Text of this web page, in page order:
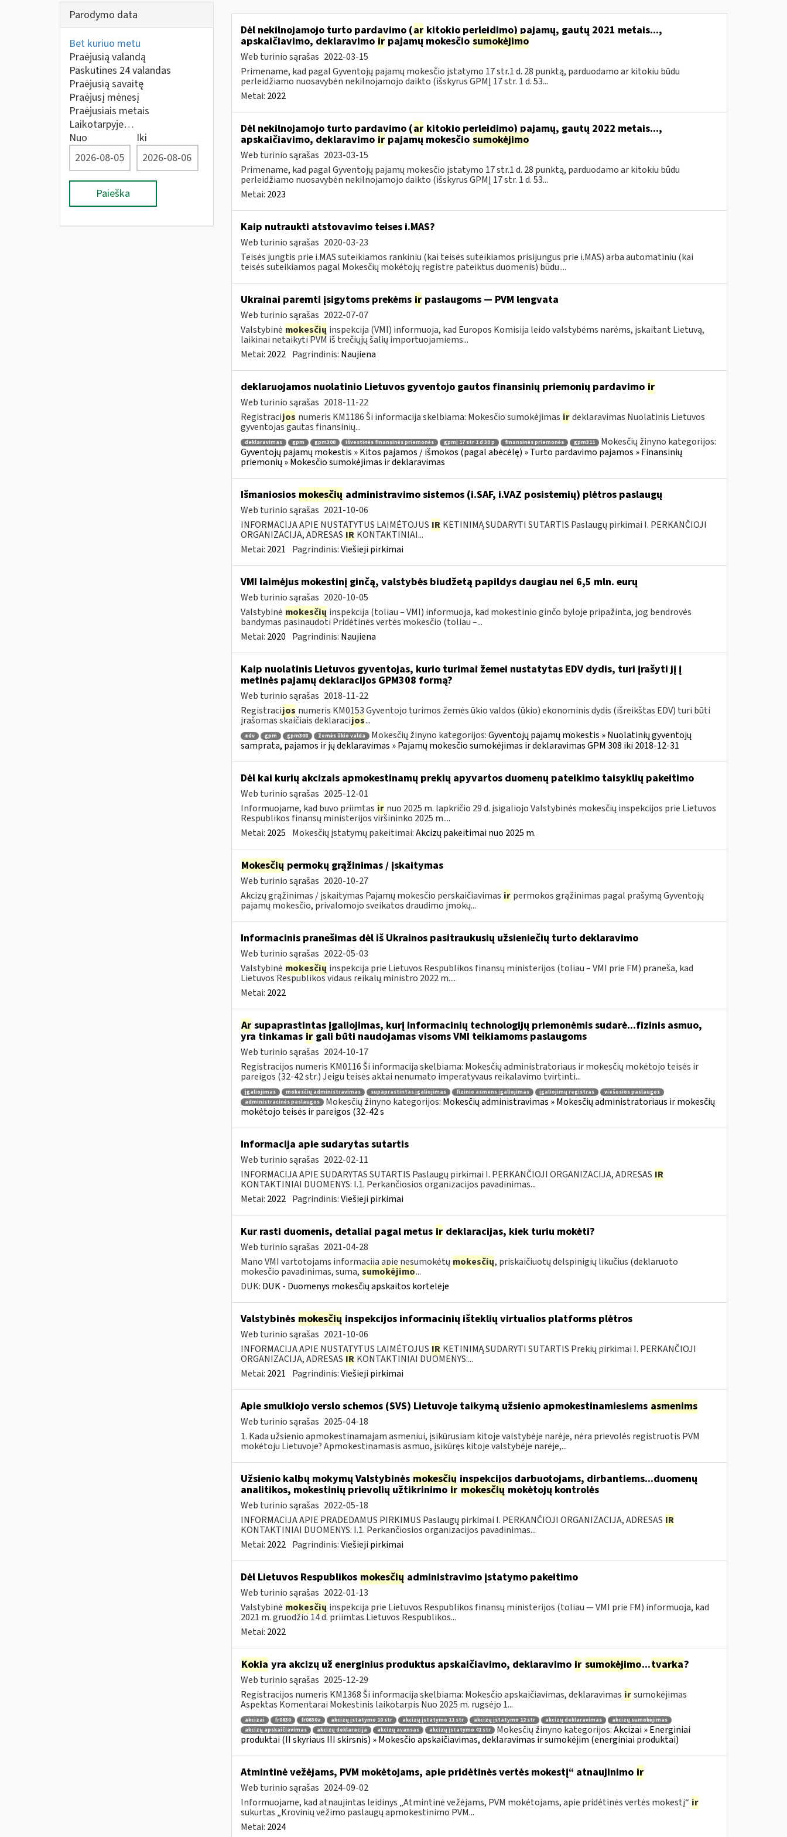
Parodymo data
Bet kuriuo metu
Praėjusią valandą
Paskutines 24 valandas
Praėjusią savaitę
Praėjusį mėnesį
Praėjusiais metais
Laikotarpyje…
Nuo
Iki
Paieška
Dėl nekilnojamojo turto pardavimo (arkitokio perleidimo) pajamų, gautų 2021 metais...,
apskaičiavimo, deklaravimo irpajamų mokesčio sumokėjimo
Web turinio sąrašas 2022-03-15
Primename, kad pagal Gyventojų pajamų mokesčio įstatymo 17 str.1 d. 28 punktą, parduodamo ar kitokiu būdu
perleidžiamo nuosavybėn nekilnojamojo daikto (išskyrus GPMĮ 17 str. 1 d. 53...
Metai: 2022
Dėl nekilnojamojo turto pardavimo (arkitokio perleidimo) pajamų, gautų 2022 metais...,
apskaičiavimo, deklaravimo irpajamų mokesčio sumokėjimo
Web turinio sąrašas 2023-03-15
Primename, kad pagal Gyventojų pajamų mokesčio įstatymo 17 str.1 d. 28 punktą, parduodamo ar kitokiu būdu
perleidžiamo nuosavybėn nekilnojamojo daikto (išskyrus GPMĮ 17 str. 1 d. 53...
Metai: 2023
Kaip nutraukti atstovavimo teises i.MAS?
Web turinio sąrašas 2020-03-23
Teisės jungtis prie i.MAS suteikiamos rankiniu (kai teisės suteikiamos prisijungus prie i.MAS) arba automatiniu (kai
teisės suteikiamos pagal Mokesčių mokėtojų registre pateiktus duomenis) būdu....
Ukrainai paremti įsigytoms prekėms irpaslaugoms — PVM lengvata
Web turinio sąrašas 2022-07-07
Valstybinė mokesčių inspekcija (VMI) informuoja, kad Europos Komisija leido valstybėms narėms, įskaitant Lietuvą,
laikinai netaikyti PVM iš trečiųjų šalių importuojamiems...
Metai: 2022 Pagrindinis: Naujiena
deklaruojamos nuolatinio Lietuvos gyventojo gautos finansinių priemonių pardavimo ir
Web turinio sąrašas 2018-11-22
Registracijos numeris KM1186 Ši informacija skelbiama: Mokesčio sumokėjimas ir deklaravimas Nuolatinis Lietuvos
gyventojas gautas finansinių...
deklaravimas gpm gpm308 išvestinės finansinės priemonės gpmį 17 str 1 d 30 p finansinės priemonės gpm311
Mokesčių žinyno kategorijos:
Gyventojų pajamų mokestis » Kitos pajamos / išmokos (pagal abėcėlę) » Turto pardavimo pajamos » Finansinių
priemonių » Mokesčio sumokėjimas ir deklaravimas
Išmaniosios mokesčių administravimo sistemos (i.SAF, i.VAZ posistemių) plėtros paslaugų
Web turinio sąrašas 2021-10-06
INFORMACIJA APIE NUSTATYTUS LAIMĖTOJUS IR KETINIMĄ SUDARYTI SUTARTIS Paslaugų pirkimai I. PERKANČIOJI
ORGANIZACIJA, ADRESAS IR KONTAKTINIAI...
Metai: 2021 Pagrindinis:Viešieji pirkimai
VMI laimėjus mokestinį ginčą, valstybės biudžetą papildys daugiau nei 6,5 mln. eurų
Web turinio sąrašas 2020-10-05
Valstybinė mokesčių inspekcija (toliau – VMI) informuoja, kad mokestinio ginčo byloje pripažinta, jog bendrovės
bandymas pasinaudoti Pridėtinės vertės mokesčio (toliau –...
Metai: 2020 Pagrindinis: Naujiena
Kaip nuolatinis Lietuvos gyventojas, kurio turimai žemei nustatytas EDV dydis, turi įrašyti jį į
metinės pajamų deklaracijos GPM308 formą?
Web turinio sąrašas 2018-11-22
Registracijos numeris KM0153 Gyventojo turimos žemės ūkio valdos (ūkio) ekonominis dydis (išreikštas EDV) turi būti
įrašomas skaičiais deklaracijos...
edv gpm gpm308 žemės ūkio valda Mokesčių žinyno kategorijos:Gyventojų pajamų mokestis » Nuolatinių gyventojų
samprata, pajamos ir jų deklaravimas » Pajamų mokesčio sumokėjimas ir deklaravimas GPM 308 iki 2018-12-31
Dėl kai kurių akcizais apmokestinamų prekių apyvartos duomenų pateikimo taisyklių pakeitimo
Web turinio sąrašas 2025-12-01
Informuojame, kad buvo priimtas ir nuo 2025 m. lapkričio 29 d. įsigaliojo Valstybinės mokesčių inspekcijos prie Lietuvos
Respublikos finansų ministerijos viršininko 2025 m....
Metai: 2025 Mokesčių įstatymų pakeitimai:Akcizų pakeitimai nuo 2025 m.
Mokesčių permokų grąžinimas / įskaitymas
Web turinio sąrašas 2020-10-27
Akcizų grąžinimas / įskaitymas Pajamų mokesčio perskaičiavimas ir permokos grąžinimas pagal prašymą Gyventojų
pajamų mokesčio, privalomojo sveikatos draudimo įmokų...
Informacinis pranešimas dėl iš Ukrainos pasitraukusių užsieniečių turto deklaravimo
Web turinio sąrašas 2022-05-03
Valstybinė mokesčių inspekcija prie Lietuvos Respublikos finansų ministerijos (toliau – VMI prie FM) praneša, kad
Lietuvos Respublikos vidaus reikalų ministro 2022 m....
Metai: 2022
Arsupaprastintas įgaliojimas, kurį informacinių technologijų priemonėmis sudarė...fizinis asmuo,
yra tinkamas irgali būti naudojamas visoms VMI teikiamoms paslaugoms
Web turinio sąrašas 2024-10-17
Registracijos numeris KM0116 Ši informacija skelbiama: Mokesčių administratoriaus ir mokesčių mokėtojo teisės ir
pareigos (32-42 str.) Jeigu teisės aktai nenumato imperatyvaus reikalavimo tvirtinti...
įgaliojimas mokesčių administravimas supaprastintas įgaliojimas fizinio asmens įgaliojimas įgaliojimų registras
viešosios paslaugos
administracinės paslaugos
Mokesčių žinyno kategorijos: Mokesčių administravimas » Mokesčių administratoriaus ir mokesčių
mokėtojo teisės ir pareigos (32-42 s
Informacija apie sudarytas sutartis
Web turinio sąrašas 2022-02-11
INFORMACIJA APIE SUDARYTAS SUTARTIS Paslaugų pirkimai I. PERKANČIOJI ORGANIZACIJA, ADRESAS IR
KONTAKTINIAI DUOMENYS: I.1. Perkančiosios organizacijos pavadinimas...
Metai: 2022 Pagrindinis:Viešieji pirkimai
Kur rasti duomenis, detaliai pagal metus irdeklaracijas, kiek turiu mokėti?
Web turinio sąrašas 2021-04-28
Mano VMI vartotojams informacija apie nesumokėtų mokesčių, priskaičiuotų delspinigių likučius (deklaruoto
mokesčio pavadinimas, suma, sumokėjimo...
DUK: DUK - Duomenys mokesčių apskaitos kortelėje
Valstybinės mokesčių inspekcijos informacinių išteklių virtualios platforms plėtros
Web turinio sąrašas 2021-10-06
INFORMACIJA APIE NUSTATYTUS LAIMĖTOJUS IR KETINIMĄ SUDARYTI SUTARTIS Prekių pirkimai I. PERKANČIOJI
ORGANIZACIJA, ADRESAS IR KONTAKTINIAI DUOMENYS:...
Metai: 2021 Pagrindinis:Viešieji pirkimai
Apie smulkiojo verslo schemos (SVS) Lietuvoje taikymą užsienio apmokestinamiesiems asmenims
Web turinio sąrašas 2025-04-18
1. Kada užsienio apmokestinamajam asmeniui, įsikūrusiam kitoje valstybėje narėje, nėra prievolės registruotis PVM
mokėtoju Lietuvoje? Apmokestinamasis asmuo, įsikūręs kitoje valstybėje narėje,...
Užsienio kalbų mokymų Valstybinės mokesčiųinspekcijos darbuotojams, dirbantiems...duomenų
analitikos, mokestinių prievolių užtikrinimoir mokesčių mokėtojų kontrolės
Web turinio sąrašas 2022-05-18
INFORMACIJA APIE PRADEDAMUS PIRKIMUS Paslaugų pirkimai I. PERKANČIOJI ORGANIZACIJA, ADRESAS IR
KONTAKTINIAI DUOMENYS: I.1. Perkančiosios organizacijos pavadinimas...
Metai: 2022 Pagrindinis:Viešieji pirkimai
Dėl Lietuvos Respublikos mokesčių administravimo įstatymo pakeitimo
Web turinio sąrašas 2022-01-13
Valstybinė mokesčių inspekcija prie Lietuvos Respublikos finansų ministerijos (toliau — VMI prie FM) informuoja, kad
2021 m. gruodžio 14 d. priimtas Lietuvos Respublikos...
Metai: 2022
Kokia yra akcizų už energinius produktus apskaičiavimo, deklaravimo ir sumokėjimo...tvarka?
Web turinio sąrašas 2025-12-29
Registracijos numeris KM1368 Ši informacija skelbiama: Mokesčio apskaičiavimas, deklaravimas ir sumokėjimas
Aspektas Komentarai Mokestinis laikotarpis Nuo 2025 m. rugsėjo 1...
akcizai fr0630 fr0630a akcizų įstatymo 10 str akcizų įstatymo 11 str akcizų įstatymo 12 str akcizų deklaravimas
akcizų sumokėjimas
akcizų apskaičiavimas
akcizų deklaracija akcizų avansas akcizų įstatymo 41 str Mokesčių žinyno kategorijos:Akcizai » Energiniai
produktai (II skyriaus III skirsnis) » Mokesčio apskaičiavimas, deklaravimas ir sumokėjim (energiniai produktai)
Atmintinė vežėjams, PVM mokėtojams, apie pridėtinės vertės mokestį“ atnaujinimo ir
Web turinio sąrašas 2024-09-02
Informuojame, kad atnaujintas leidinys „Atmintinė vežėjams, PVM mokėtojams, apie pridėtinės vertės mokestį“ ir
sukurtas „Krovinių vežimo paslaugų apmokestinimo PVM...
Metai: 2024